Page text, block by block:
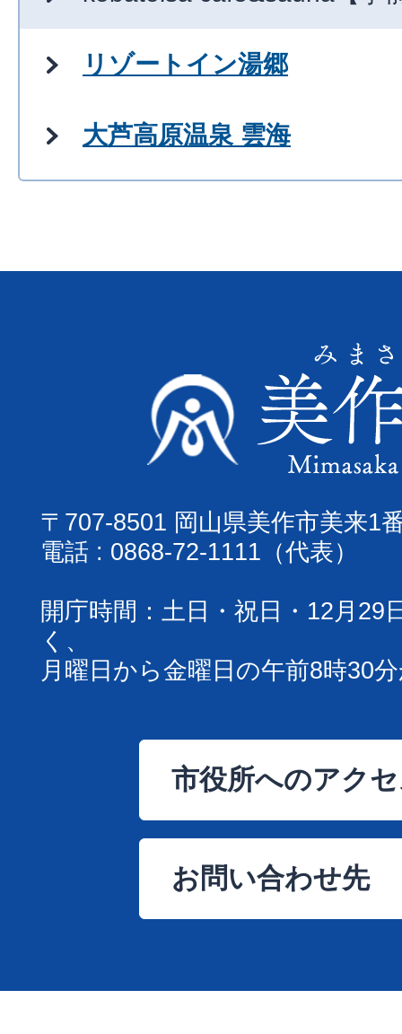
リゾートイン湯郷
大芦高原温泉 雲海
〒707-8501 岡山県美作市美来1
電話 : 0868-72-1111（代表）
開庁時間：土日・祝日・12月29
く、
月曜日から金曜日の午前8時30
市役所へのアク
お問い合わせ先